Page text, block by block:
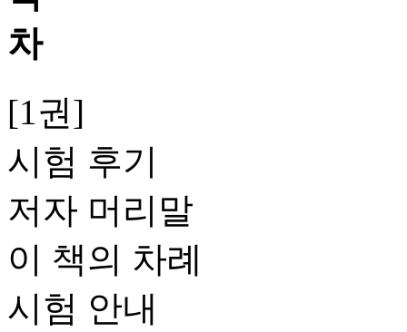
[1권]
시험 후기
저자 머리말
이 책의 차례
시험 안내